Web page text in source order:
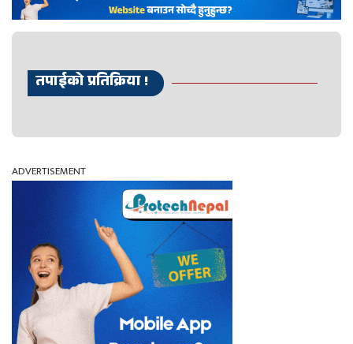
तपाईको प्रतिक्रिया !
ADVERTISEMENT